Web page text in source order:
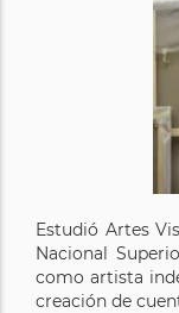
Estudió Artes
Nacional
como artista
creación de